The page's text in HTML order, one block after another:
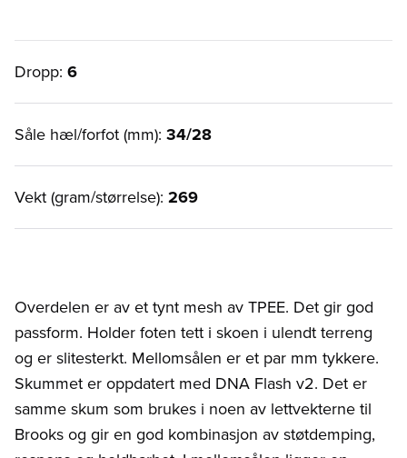
Dropp: 6
Såle hæl/forfot (mm): 34/28
Vekt (gram/størrelse): 269
Overdelen er av et tynt mesh av TPEE. Det gir god
passform. Holder foten tett i skoen i ulendt terreng
og er slitesterkt. Mellomsålen er et par mm tykkere.
Skummet er oppdatert med DNA Flash v2. Det er
samme skum som brukes i noen av lettvekterne til
Brooks og gir en god kombinasjon av støtdemping,